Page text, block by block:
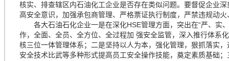
核实、排查辖区内石油化工企业是否存在类似问题。要督促企业
高安全意识，加强承包商管理、严格票证执行制度，严禁违规动
各大石油石化企业一是在深化HSE管理方面，突出在“严、实
作，全面、全员、全方位、全过程加 强安全监管，深入推行体系
核三位一体管理体系；二是坚持以人为本，强化管理，狠抓落实
安全技术比武等多种形式提高员工安全操作技能，奠定素质基础